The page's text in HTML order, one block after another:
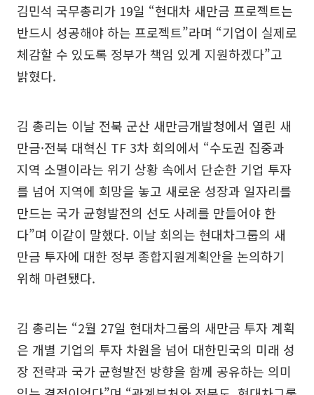
김민석 국무총리가 19일 “현대차 새만금 프로젝트는
반드시 성공해야 하는 프로젝트”라며 “기업이 실제로
체감할 수 있도록 정부가 책임 있게 지원하겠다”고
밝혔다.
김 총리는 이날 전북 군산 새만금개발청에서 열린 새
만금·전북 대혁신 TF 3차 회의에서 “수도권 집중과
지역 소멸이라는 위기 상황 속에서 단순한 기업 투자
를 넘어 지역에 희망을 놓고 새로운 성장과 일자리를
만드는 국가 균형발전의 선도 사례를 만들어야 한
다”며 이같이 말했다. 이날 회의는 현대차그룹의 새
만금 투자에 대한 정부 종합지원계획안을 논의하기
위해 마련됐다.
김 총리는 “2월 27일 현대차그룹의 새만금 투자 계획
은 개별 기업의 투자 차원을 넘어 대한민국의 미래 성
장 전략과 국가 균형발전 방향을 함께 공유하는 의미